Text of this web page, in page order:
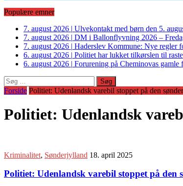
Populære emner
7. august 2026 | Ulvekontakt med børn den 5.
7. august 2026 | DM i Ballonflyvning 2026 –
7. august 2026 | Haderslev Kommune: Nye regler
6. august 2026 | Politiet har lukket tilkørslen til
6. august 2026 | Forurening på Cheminovas
Søg
efter:
Forside Politiet: Udenlandsk varebil stoppet på den
Politiet: Udenlandsk
Kriminalitet, Sønderjylland 18. april 2025
Politiet: Udenlandsk varebil stoppet på den